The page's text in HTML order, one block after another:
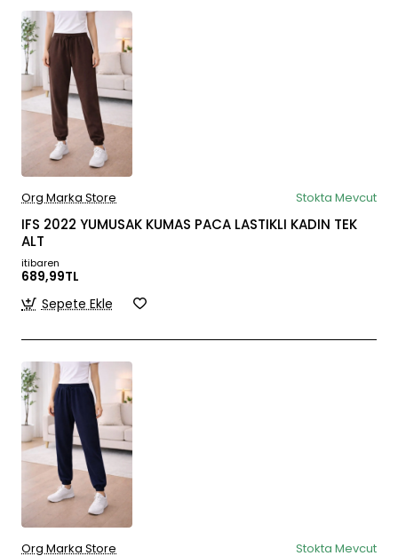
Org Marka Store Stokta Mevcut
IFS 2022 YUMUSAK KUMAS PACA LASTIKLI KADIN TEK
ALT
itibaren
689,99TL
Sepete Ekle
Org Marka Store Stokta Mevcut